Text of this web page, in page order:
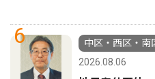
6
中区・西区・南
2026.08.06